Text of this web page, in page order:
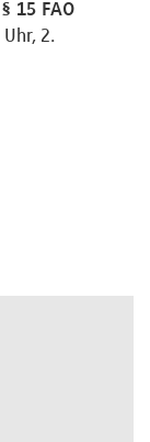
15 FAO
2.